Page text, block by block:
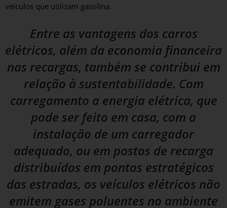
veículos que utilizam gasolina.
Entre as vantagens dos carros
elétricos, além da economia financeira
nas recargas, também se contribui em
relação à sustentabilidade. Com
carregamento a energia elétrica, que
pode ser feito em casa, com a
instalação de um carregador
adequado, ou em postos de recarga
distribuídos em pontos estratégicos
das estradas, os veículos elétricos não
emitem gases poluentes no ambiente